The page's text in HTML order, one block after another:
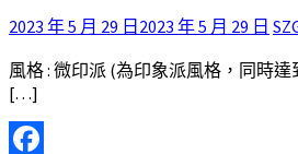
2023 年 5 月 29 日 2023 年 5 月 29 日
風格 : 微印派 (為印象派風格，同時
[…]